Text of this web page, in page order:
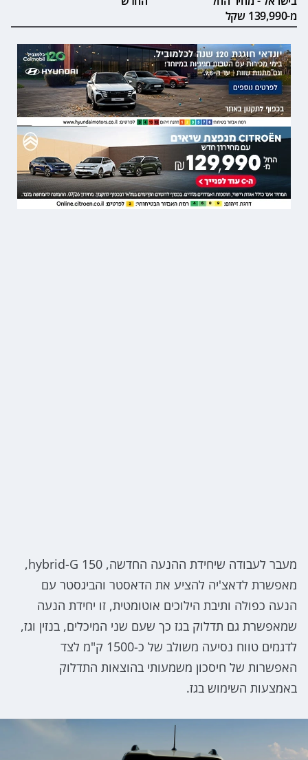
מ-139,990 שקל
מעבר לעבודה שיחידת ההנעה החדשה, hybrid-G 150,
מאפשרת לדאצ'יה להציע את הדאסטר והביגסטר עם
הנעה כפולה ותיבת הילוכים אוטומטית, זו יחידת הנעה
שמאפשרת גם תדלוק בגז כך שעם שני המיכלים, בנזין וגז,
לדגמים טווח נסיעה משולב של כ-1500 ק"מ לצד
האפשרות של חיסכון משמעותי בהוצאות התדלוק
באמצעות השימוש בגז.